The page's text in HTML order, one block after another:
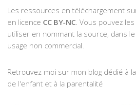
Les ressources en téléchargement
en licence CC BY-NC . Vous pouvez
utiliser en nommant la source, dans
usage non commercial.
Retrouvez-moi sur mon blog dédié à
de l'enfant et à la parentalité